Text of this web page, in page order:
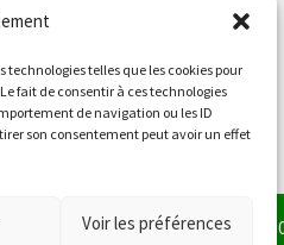
technologies telles que les cookies pour
fait de consentir à ces technologies
de navigation ou les ID
son consentement peut avoir un effet
Voir les préférences
Le magasin de Lyon sera fermé